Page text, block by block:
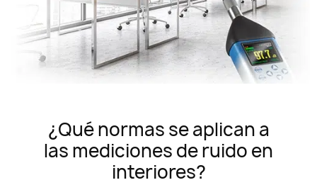
¿Qué normas se aplican a
las mediciones de ruido en
interiores?